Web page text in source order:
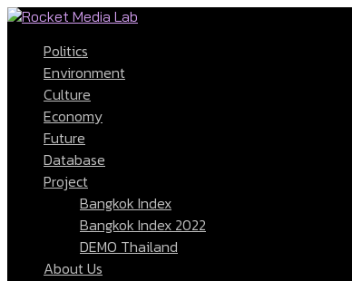
Politics
Environment
Culture
Economy
Future
Database
Project
Bangkok Index
Bangkok Index 2022
DEMO Thailand
About Us